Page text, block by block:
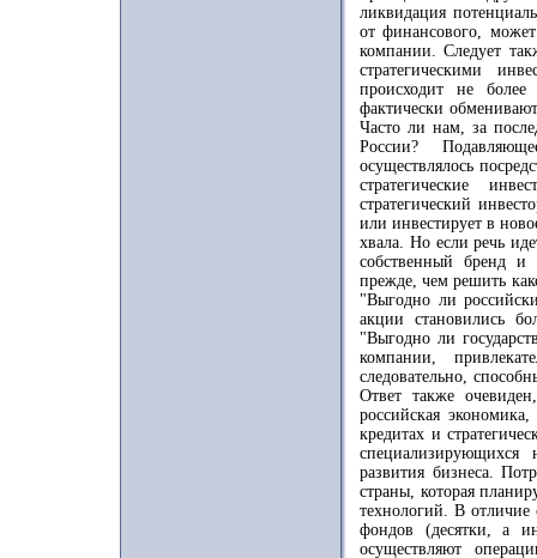
ликвидация
от финансового,
компании. Следует
стратегическими
происходит не
фактически
Часто ли нам, за
России?
осуществлялось
стратегические
стратегический
или инвестирует в
хвала. Но если речь
собственный бренд и
прежде, чем решить
"Выгодно ли
акции становились
"Выгодно ли
компании,
следовательно,
Ответ также
российская
кредитах и
развития бизнеса.
страны, которая
технологий. В
фондов (десятки, а
осуществляют